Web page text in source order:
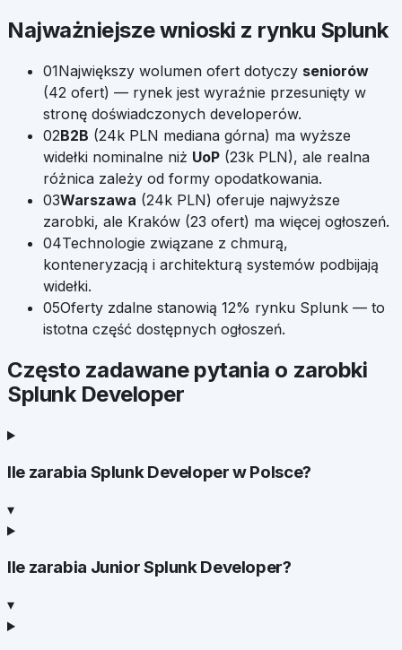
Najważniejsze wnioski z rynku Splunk
01Największy wolumen ofert dotyczy seniorów
(42 ofert) — rynek jest wyraźnie przesunięty w
stronę doświadczonych developerów.
02B2B (24k PLN mediana górna) ma wyższe
widełki nominalne niż UoP (23k PLN), ale realna
różnica zależy od formy opodatkowania.
03Warszawa (24k PLN) oferuje najwyższe
zarobki, ale Kraków (23 ofert) ma więcej ogłoszeń.
04Technologie związane z chmurą,
konteneryzacją i architekturą systemów podbijają
widełki.
05Oferty zdalne stanowią 12% rynku Splunk — to
istotna część dostępnych ogłoszeń.
Często zadawane pytania o zarobki
Splunk Developer
Ile zarabia Splunk Developer w Polsce?
▾
Ile zarabia Junior Splunk Developer?
▾